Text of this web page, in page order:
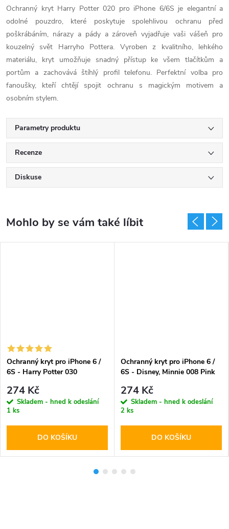
Ochranný kryt Harry Potter 020 pro iPhone 6/6S je elegantní a
odolné pouzdro, které poskytuje spolehlivou ochranu před
poškrábáním, nárazy a pády a zároveň vyjadřuje vaši vášeň pro
kouzelný svět Harryho Pottera. Vyroben z kvalitního, lehkého
materiálu, kryt umožňuje snadný přístup ke všem tlačítkům a
portům a zachovává štíhlý profil telefonu. Perfektní volba pro
fanoušky, kteří chtějí spojit ochranu s magickým motivem a
osobním stylem.
Parametry produktu
Recenze
Diskuse
Ochranný kryt pro iPhone 6 /
6S - Harry Potter 030
274 Kč
Skladem - hned k odeslání
1 ks
DO KOŠÍKU
Ochranný kryt pro iPhone 6 /
6S - Disney, Minnie 008 Pink
274 Kč
Skladem - hned k odeslání
2 ks
DO KOŠÍKU